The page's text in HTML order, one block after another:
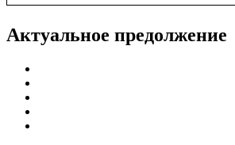
Актуальное предолжение